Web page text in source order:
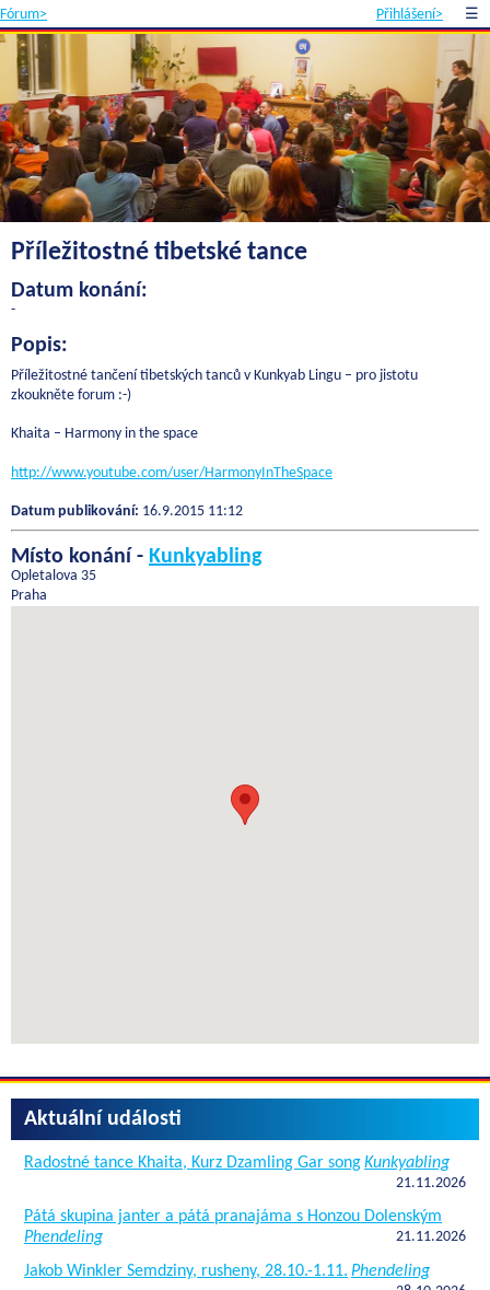
Fórum> Přihlášení> ☰
Příležitostné tibetské tance
Datum konání:
-
Popis:
Příležitostné tančení tibetských tanců v Kunkyab Lingu – pro jistotu
zkoukněte forum :-)
Khaita – Harmony in the space
http://www.youtube.com/user/HarmonyInTheSpace
Datum publikování: 16.9.2015 11:12
Místo konání - Kunkyabling
Opletalova 35
Praha
Aktuální události
Radostné tance Khaita, Kurz Dzamling Gar songKunkyabling
21.11.2026
Pátá skupina janter a pátá pranajáma s Honzou Dolenským
Phendeling
21.11.2026
Jakob Winkler Semdziny, rusheny, 28.10.-1.11. Phendeling